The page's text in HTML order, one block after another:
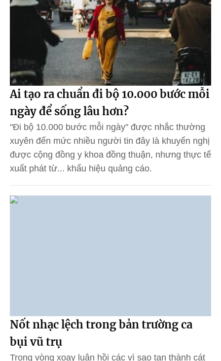
Ai tạo ra chuẩn đi bộ 10.000 bước mỗi
ngày để sống lâu hơn?
"Đi bộ 10.000 bước mỗi ngày" được nhắc thường
xuyên đến mức nhiều người tin đây là khuyến nghị
được cộng đồng y khoa đồng thuận, nhưng thực tế
xuất phát từ... khẩu hiệu quảng cáo.
Nốt nhạc lệch trong bản trường ca
bụi vũ trụ
Trong vòng xoay luân hồi các vì sao tan thành cát